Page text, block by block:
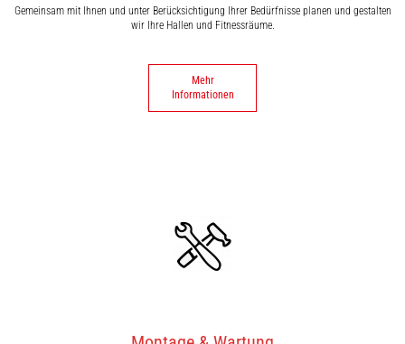
Gemeinsam mit Ihnen und unter Berücksichtigung Ihrer Bedürfnisse planen und gestalten
wir Ihre Hallen und Fitnessräume.
Mehr
Informationen